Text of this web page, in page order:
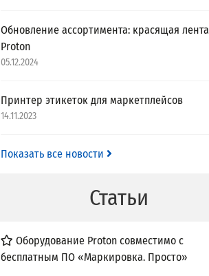
Обновление ассортимента: красящая лента
Proton
05.12.2024
Принтер этикеток для маркетплейсов
14.11.2023
Показать все новости
Статьи
Оборудование Proton совместимо с
бесплатным ПО «Маркировка. Просто»